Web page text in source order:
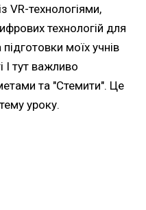
VR-технологіями,
технологій для
моїх учнів
І тут важливо
та "Стемити". Це
уроку.